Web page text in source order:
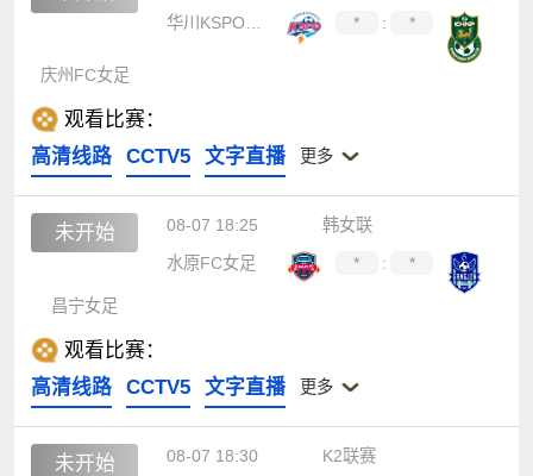
华川KSPO女足 * : *
庆州FC女足
观看比赛：
高清线路
CCTV5 文字直播 更多
未开始 08-07 18:25
韩女联
水原FC女足
* : *
昌宁女足
观看比赛：
高清线路
CCTV5 文字直播 更多
未开始 08-07 18:30
K2联赛